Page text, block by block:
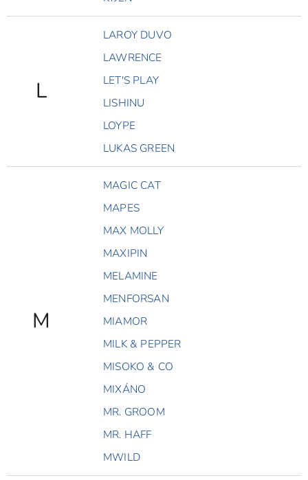
L
LAROY DUVO
LAWRENCE
LET'S PLAY
LISHINU
LOYPE
LUKAS GREEN
M
MAGIC CAT
MAPES
MAX MOLLY
MAXIPIN
MELAMINE
MENFORSAN
MIAMOR
MILK & PEPPER
MISOKO & CO
MIXÁNO
MR. GROOM
MR. HAFF
MWILD